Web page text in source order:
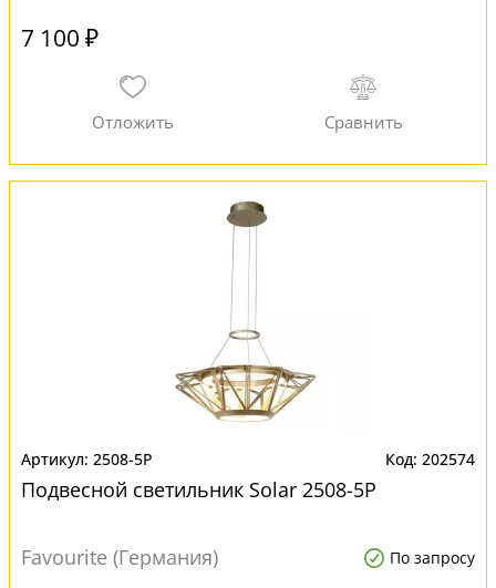
7 100 ₽
2508-5P 202574
Подвесной светильник Solar 2508-5P
Favourite (Германия) По запросу